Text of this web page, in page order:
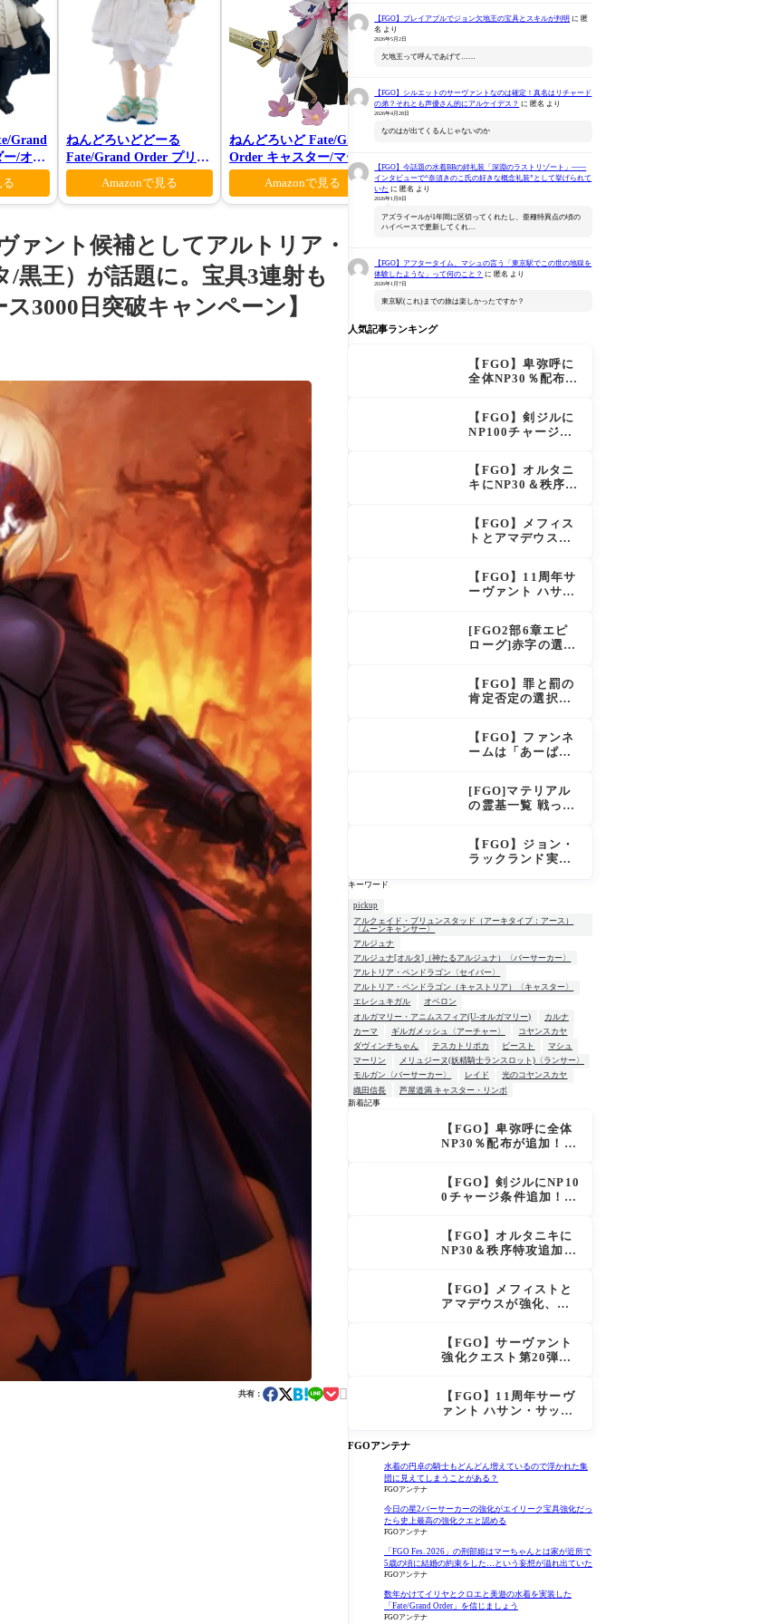
Grand
/オベ
ーン
る
ねんどろいどどーる
Fate/Grand Order プリテ
ンダー/オベロン 爽やかサ
マー・プリンスVer.
Amazonで見る
ねんどろいど Fate/Grand
Order キャスター/マーリ
ン 花の魔術師Ver.
Amazonで見る
Fate/Grand Order -終局
モン-(完全生産限定版)
Amazonで見る
Amazonで見る
ァント候補としてアルトリア・
黒王）が話題に。宝具3連射も
3000日突破キャンペーン】
共有： 
【FGO】プレイアブルでジョン欠地王の宝具とスキルが判明 に 匿
名 より
2026年5月2日
欠地王って呼んであげて……
【FGO】シルエットのサーヴァントなのは確定！真名はリチャード
の弟？それとも声優さん的にアルケイデス？ に 匿名 より
2026年4月28日
なのはが出てくるんじゃないのか
【FGO】今話題の水着BBの絆礼装「深淵のラストリゾート」――
インタビューで“奈須きのこ氏の好きな概念礼装”として挙げられて
いた に 匿名 より
2026年1月8日
アズライールが1年間に区切ってくれたし、亜種特異点の頃の
ハイペースで更新してくれ…
【FGO】アフタータイム、マシュの言う「東京駅でこの世の地獄を
体験したような」って何のこと？ に 匿名 より
2026年1月7日
東京駅(これ)までの旅は楽しかったですか？
人気記事ランキング
【FGO】卑弥呼に
全体NP30％配布が
「強すぎる」の声
【FGO】剣ジルに
NP100チャージ条
呪い特攻獲得で大
きく強化
【FGO】オルタニ
キにNP30＆秩序特
え？！レオニダス
も超強化で「低レ
アとは思えない」
【FGO】メフィス
トとアマデウスが
強すぎ！？NP20配
布＆Arts44％強化
に「最強でワロ
【FGO】11周年サ
ーヴァント ハサ
ズライール)の性能
と霊基再臨
[FGO2部6章エピ
ローグ]赤字の選択
スキップ不可選択
肢でオベロンを疑
う選択肢を選ぶと
さ？）が上がり出
てくる
【FGO】罪と罰の
肯定否定の選択肢
の？
【FGO】ファンネ
ームは「あーぱー
5,300QP
[FGO]マテリアル
の霊基一覧 戦った
ンが未召喚表示に
ならないのは何
故？
【FGO】ジョン・
ラックランド実
能は高め？再臨で
キーワード
pickup
アルクェイド・ブリュンスタッド（アーキタイプ：アース）
〈ムーンキャンサー〉
アルジュナ
アルジュナ[オルタ]（神たるアルジュナ）〈バーサーカー〉
アルトリア・ペンドラゴン〈セイバー〉
アルトリア・ペンドラゴン（キャストリア）〈キャスター〉
エレシュキガル
オベロン
オルガマリー・アニムスフィア(U-オルガマリー)
カルナ
カーマ
ギルガメッシュ〈アーチャー〉
コヤンスカヤ
ダヴィンチちゃん
テスカトリポカ ビースト
マシュ
マーリン
メリュジーヌ(妖精騎士ランスロット)〈ランサー〉
モルガン〈バーサーカー〉
レイド
光のコヤンスカヤ
織田信長
芦屋道満 キャスター・リンボ
新着記事
【FGO】卑弥呼に全体
NP30％配布が追加！ジ
【FGO】剣ジルにNP10
0チャージ条件追加！術
【FGO】オルタニキに
NP30＆秩序特攻追加で
とは思えない」の反響
【FGO】メフィストと
アマデウスが強化、ア
に「最強でワロタ」の
声
【FGO】サーヴァント
強化クエスト第20弾！
【FGO】11周年サーヴ
ァント ハサン・サッバ
FGOアンテナ
水着の円卓の騎士もどんどん増えているので浮かれた集
団に見えてしまうことがある？
FGOアンテナ
今日の星2バーサーカーの強化がエイリーク宝具強化だっ
たら史上最高の強化クエと認める
FGOアンテナ
「FGO Fes. 2026」の刑部姫はマーちゃんとは家が近所で
5歳の頃に結婚の約束をした…という妄想が溢れ出ていた
FGOアンテナ
数年かけてイリヤとクロエと美遊の水着を実装した
「Fate/Grand Order」を信じましょう
FGOアンテナ